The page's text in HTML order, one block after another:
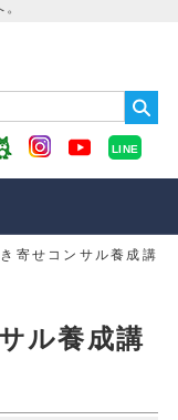
LINE
寄せコンサル養成講
ル養成講